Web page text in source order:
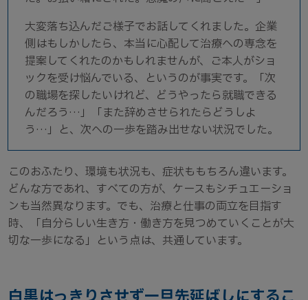
大変落ち込んだご様子でお話してくれました。企業
側はもしかしたら、本当に心配して治療への専念を
提案してくれたのかもしれませんが、ご本人がショ
ックを受け悩んでいる、というのが事実です。「次
の職場を探したいけれど、どうやったら就職できる
んだろう…」「また辞めさせられたらどうしよ
う…」と、次への一歩を踏み出せない状況でした。
このおふたり、環境も状況も、症状ももちろん違います。
どんな方であれ、すべての方が、ケースもシチュエーショ
ンも当然異なります。でも、治療と仕事の両立を目指す
時、「自分らしい生き方・働き方を見つめていくことが大
切な一歩になる」という点は、共通しています。